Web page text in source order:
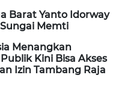
Barat Yanto Idorway
Memti
Menangkan
Kini Bisa Akses
Izin Tambang Raja